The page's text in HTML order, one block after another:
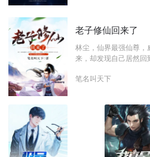
老子修仙回来了
林尘，仙界最强仙尊，
来，却发现自己居然回
笔名叫天下